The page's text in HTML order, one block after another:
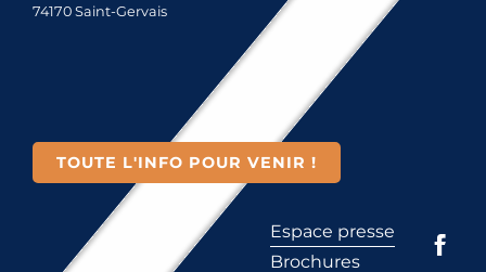
74170 Saint-Gervais
TOUTE L'INFO POUR VENIR !
Espace presse
Brochures